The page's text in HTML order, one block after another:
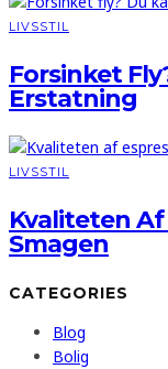
LIVSSTIL
Forsinket
Erstatning
LIVSSTIL
Kvaliteten
Smagen
CATEGORIES
Blog
Bolig